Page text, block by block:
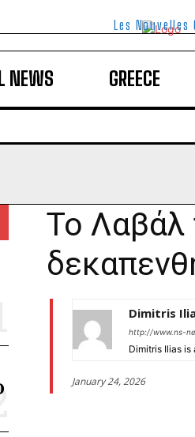
Les Nouvelles
NEWS GREECE
Το Λαβάλ
Dimitris
http://www.ns-
Dimitris Ilias
January 24, 2026